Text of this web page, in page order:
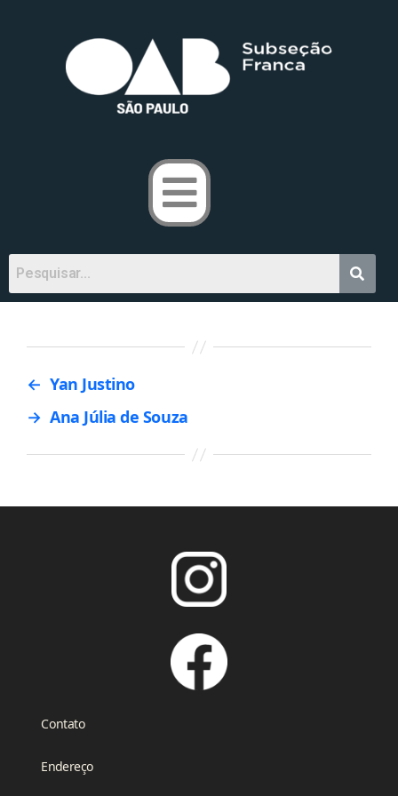
← Yan Justino
→ Ana Júlia de Souza
Contato
Endereço